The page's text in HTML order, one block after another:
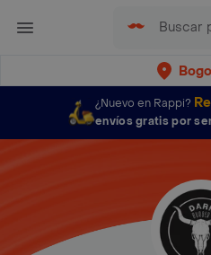
¿Nuevo en Rappi?
envíos gratis por